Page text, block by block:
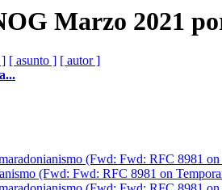
Marzo 2021
] [ asunto ] [ autor ]
(Fwd: Fwd: RFC 8981
(Fwd: Fwd: RFC 8981 on